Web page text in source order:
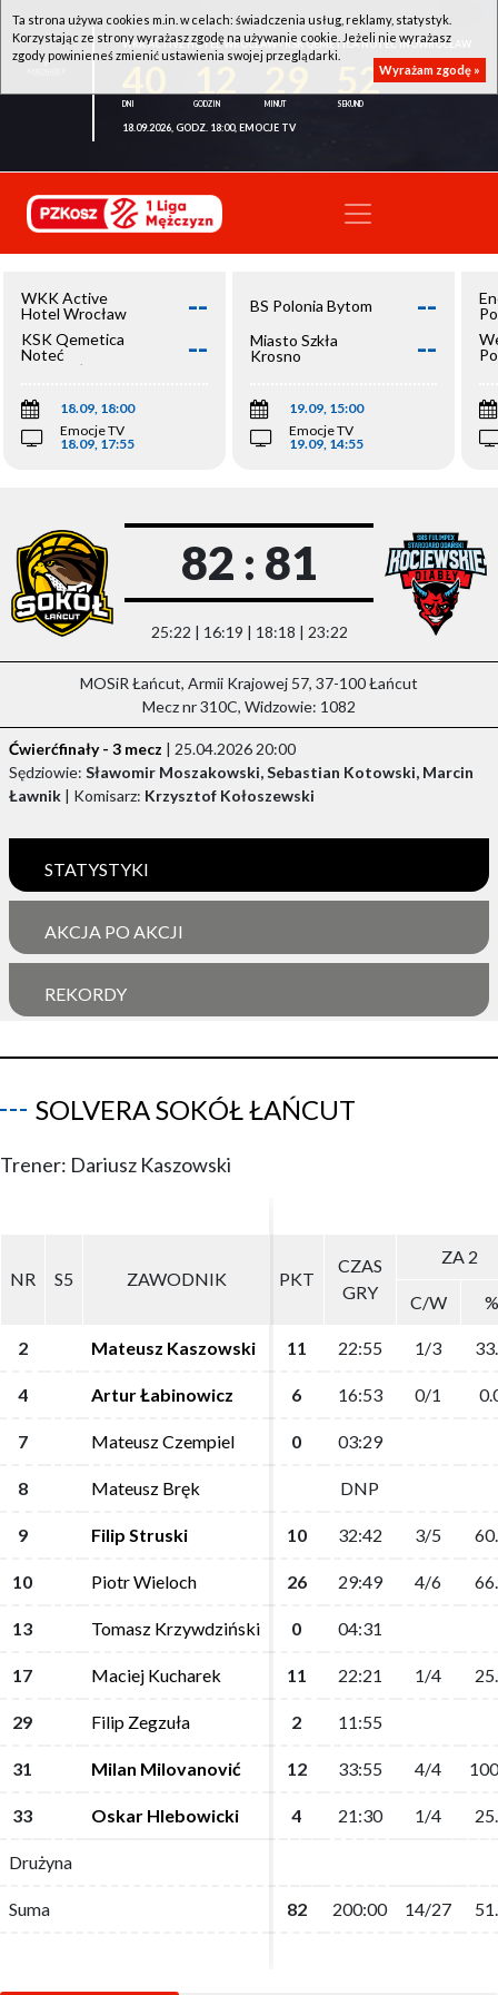
WKK ACTIVE HOTEL WROCŁAW - KSK QEMETICA NOTEĆ INOWROCŁAW
51
18.09.2026, GODZ. 18:00, EMOCJE TV
WKK Active
Hotel Wrocław
--
KSK Qemetica
Noteć
Inowrocław
--
18.09, 18:00
Emocje TV
18.09, 17:55
BS Polonia Bytom --
Miasto Szkła
Krosno
--
19.09, 15:00
Emocje TV
19.09, 14:55
82 : 81
25:22 | 16:19 | 18:18 | 23:22
MOSiR Łańcut, Armii Krajowej 57, 37-100 Łańcut
Mecz nr 310C, Widzowie: 1082
Ćwierćfinały - 3 mecz | 25.04.2026 20:00
Sędziowie: Sławomir Moszakowski, Sebastian Kotowski, Marcin
Ławnik | Komisarz: Krzysztof Kołoszewski
STATYSTYKI
AKCJA PO AKCJI
REKORDY
SOLVERA SOKÓŁ ŁAŃCUT
Trener: Dariusz Kaszowski
NR S5 ZAWODNIK PKT
CZAS
GRY
ZA 2
C/W %
2 Mateusz Kaszowski 11 22:55 1/3
4 Artur Łabinowicz 6 16:53 0/1
7 Mateusz Czempiel 0 03:29
8 Mateusz Bręk DNP
9 Filip Struski 10 32:42 3/5
10 Piotr Wieloch 26 29:49 4/6
13 Tomasz Krzywdziński 0 04:31
17 Maciej Kucharek 11 22:21 1/4
29 Filip Zegzuła 2 11:55
31 Milan Milovanović 12 33:55 4/4
33 Oskar Hlebowicki 4 21:30 1/4
Drużyna
Suma 82 200:00 14/27
NR S5 ZAWODNIK PKT
CZAS
GRY
ZA 2
C/W %
2 Mateusz Kaszowski 11 22:55 1/3
4 Artur Łabinowicz 6 16:53 0/1
7 Mateusz Czempiel 0 03:29
8 Mateusz Bręk DNP
9 Filip Struski 10 32:42 3/5
10 Piotr Wieloch 26 29:49 4/6
13 Tomasz Krzywdziński 0 04:31
17 Maciej Kucharek 11 22:21 1/4
29 Filip Zegzuła 2 11:55
31 Milan Milovanović 12 33:55 4/4
33 Oskar Hlebowicki 4 21:30 1/4
Drużyna
Suma 82 200:00 14/27
Ta strona używa cookies m.in. w celach: świadczenia usług, reklamy, statystyk.
Korzystając ze strony wyrażasz zgodę na używanie cookie. Jeżeli nie wyrażasz
zgody powinieneś zmienić ustawienia swojej przeglądarki.
Wyrażam zgodę »